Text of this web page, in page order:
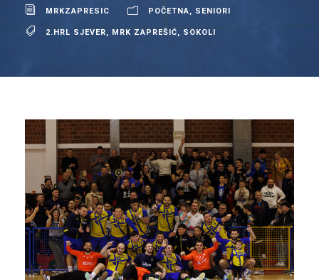
MRKZAPRESIC POČETNA SENIORI
2.HRL SJEVER MRK ZAPREŠIĆ SOKOLI